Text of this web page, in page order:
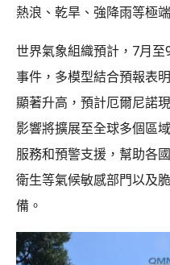
熱浪、乾旱、強降雨等極
世界氣象組織預計，7月
事件，多模型結合預報表
顯著升高，預計厄爾尼諾
影響將擴展至全球多個區
服務和預警支援，幫助各
衛生等氣候敏感部門以及
備。